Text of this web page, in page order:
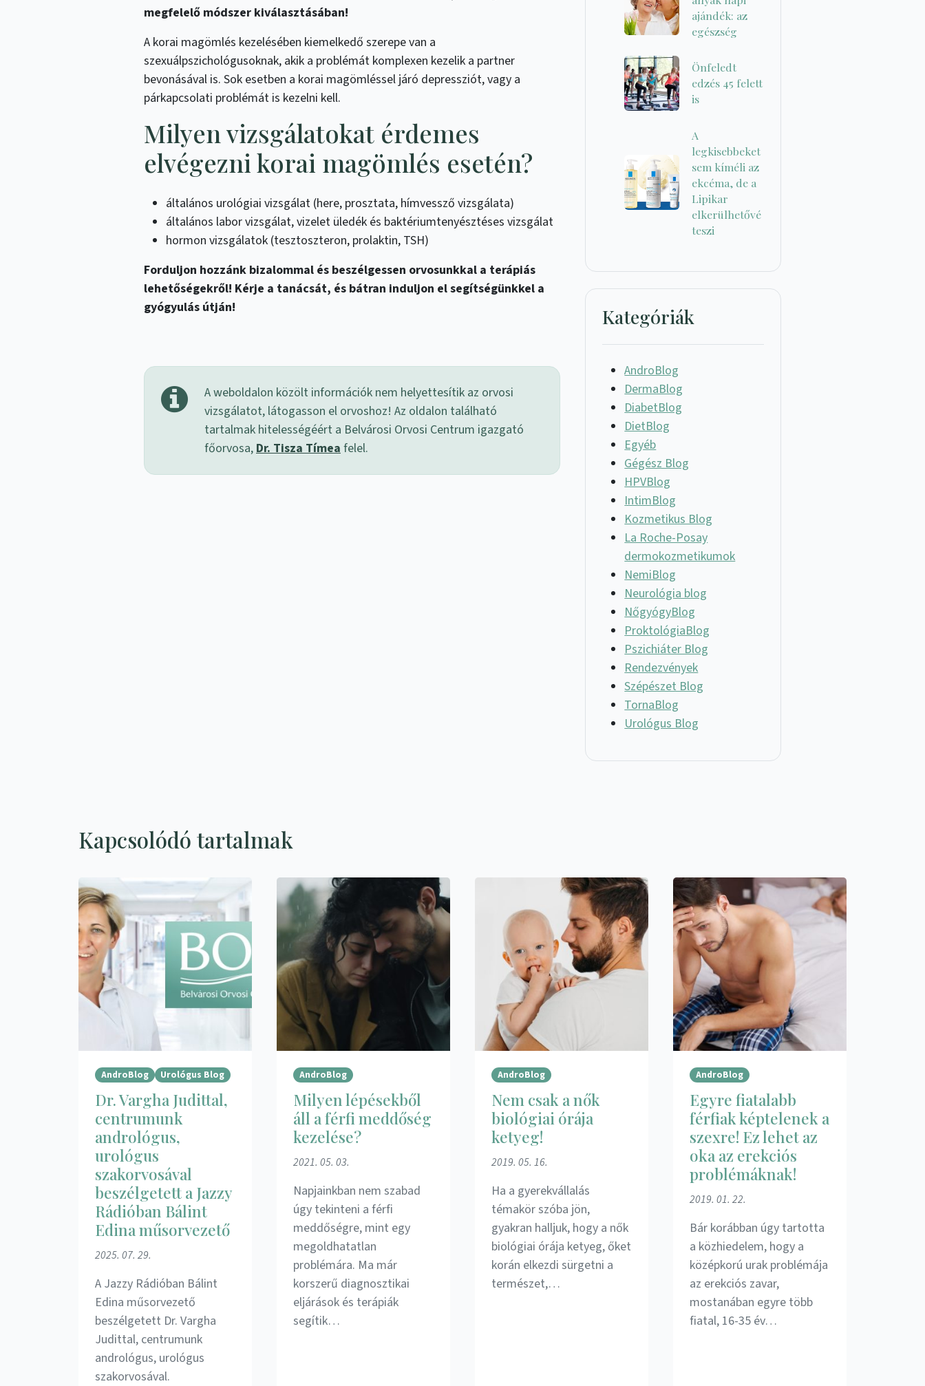
megfelelő módszer kiválasztásában!
A korai magömlés kezelésében kiemelkedő szerepe van a
szexuálpszichológusoknak, akik a problémát komplexen kezelik a partner
bevonásával is. Sok esetben a korai magömléssel járó depressziót, vagy a
párkapcsolati problémát is kezelni kell.
Milyen vizsgálatokat érdemes
elvégezni korai magömlés esetén?
általános urológiai vizsgálat (here, prosztata, hímvessző vizsgálata)
általános labor vizsgálat, vizelet üledék és baktériumtenyésztéses vizsgálat
hormon vizsgálatok (tesztoszteron, prolaktin, TSH)
Forduljon hozzánk bizalommal és beszélgessen orvosunkkal a terápiás
lehetőségekről! Kérje a tanácsát, és bátran induljon el segítségünkkel a
gyógyulás útján!
A weboldalon közölt információk nem helyettesítik az orvosi
vizsgálatot, látogasson el orvoshoz! Az oldalon található
tartalmak hitelességéért a Belvárosi Orvosi Centrum igazgató
főorvosa, Dr. Tisza Tímea felel.
ajándék: az
egészség
Önfeledt
edzés 45 felett
is
A
legkisebbeket
sem kíméli az
ekcéma, de a
Lipikar
elkerülhetővé
teszi
Kategóriák
AndroBlog
DermaBlog
DiabetBlog
DietBlog
Egyéb
Gégész Blog
HPVBlog
IntimBlog
Kozmetikus Blog
La Roche-Posay
dermokozmetikumok
NemiBlog
Neurológia blog
NőgyógyBlog
ProktológiaBlog
Pszichiáter Blog
Rendezvények
Szépészet Blog
TornaBlog
Urológus Blog
Kapcsolódó tartalmak
AndroBlog Urológus Blog
Dr. Vargha Judittal,
centrumunk
andrológus,
urológus
szakorvosával
beszélgetett a Jazzy
Rádióban Bálint
Edina műsorvezető
2025. 07. 29.
A Jazzy Rádióban Bálint
Edina műsorvezető
beszélgetett Dr. Vargha
Judittal, centrumunk
andrológus, urológus
szakorvosával.
AndroBlog
Milyen lépésekből
áll a férfi meddőség
kezelése?
2021. 05. 03.
Napjainkban nem szabad
úgy tekinteni a férfi
meddőségre, mint egy
megoldhatatlan
problémára. Ma már
korszerű diagnosztikai
eljárások és terápiák
segítik…
AndroBlog
Nem csak a nők
biológiai órája
ketyeg!
2019. 05. 16.
Ha a gyerekvállalás
témakör szóba jön,
gyakran halljuk, hogy a nők
biológiai órája ketyeg, őket
korán elkezdi sürgetni a
természet,…
AndroBlog
Egyre fiatalabb
férfiak képtelenek a
szexre! Ez lehet az
oka az erekciós
problémáknak!
2019. 01. 22.
Bár korábban úgy tartotta
a közhiedelem, hogy a
középkorú urak problémája
az erekciós zavar,
mostanában egyre több
fiatal, 16-35 év…